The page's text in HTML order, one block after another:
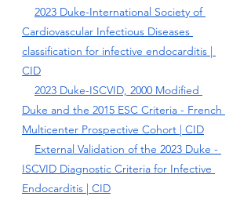
2023 Duke-International Society of
Cardiovascular Infectious Diseases
classification for infective endocarditis |
CID
2023 Duke-ISCVID, 2000 Modified
Duke and the 2015 ESC Criteria - French
Multicenter Prospective Cohort | CID
External Validation of the 2023 Duke -
ISCVID Diagnostic Criteria for Infective
Endocarditis | CID